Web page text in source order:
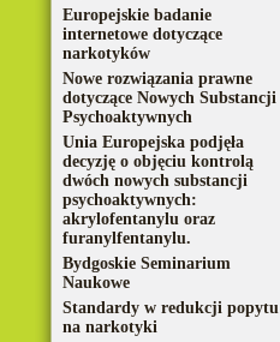
Europejskie badanie
internetowe dotyczące
narkotyków
Nowe rozwiązania prawne
dotyczące Nowych Substancji
Psychoaktywnych
Unia Europejska podjęła
decyzję o objęciu kontrolą
dwóch nowych substancji
psychoaktywnych:
akrylofentanylu oraz
furanylfentanylu.
Bydgoskie Seminarium
Naukowe
Standardy w redukcji popytu
na narkotyki